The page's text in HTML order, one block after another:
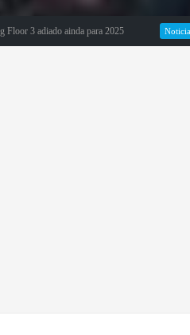
ainda para 2025 GTA